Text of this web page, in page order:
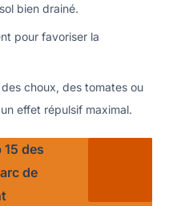
bien drainé.
pour favoriser la
choux, des tomates ou
effet répulsif maximal.
15 des
de